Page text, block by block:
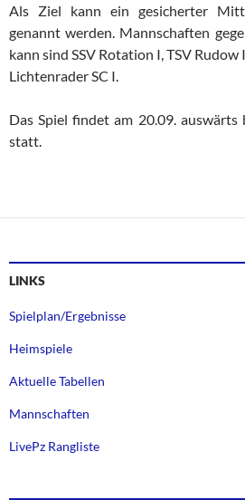
Als Ziel kann ein gesicherter
genannt werden. Mannschaften
kann sind SSV Rotation I, TSV Rudow
Lichtenrader SC I.
Das Spiel findet am 20.09. auswärts
statt.
LINKS
Spielplan/Ergebnisse
Heimspiele
Aktuelle Tabellen
Mannschaften
LivePz Rangliste